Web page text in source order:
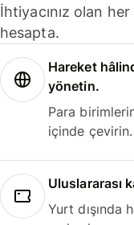
İhtiyacınız olan
hesapta.
Hareket
yönetin.
Para
içinde çevirin.
Uluslararası
Yurt dışında